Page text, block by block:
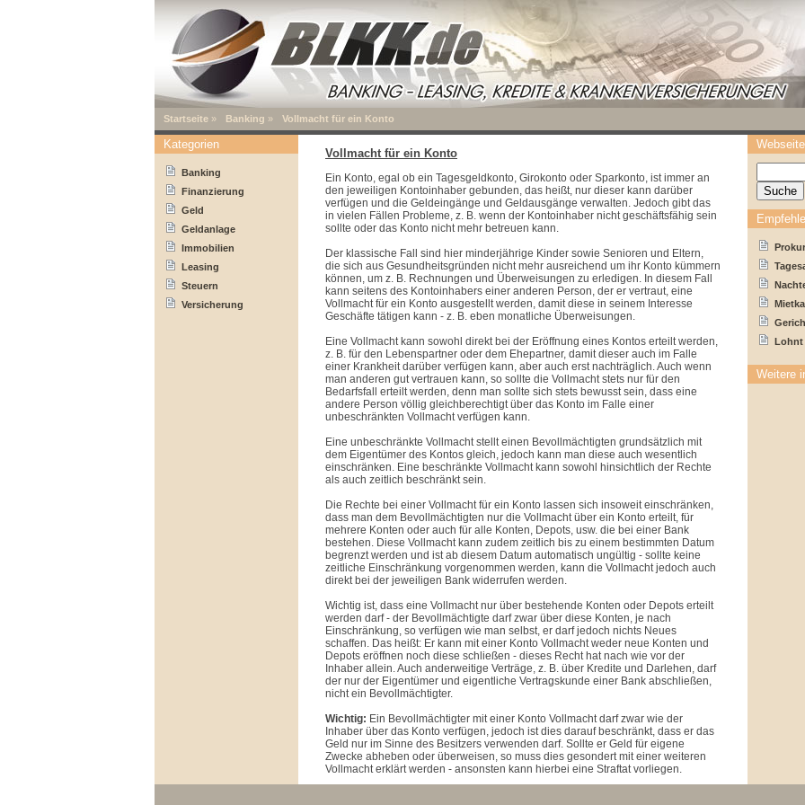
Startseite » Banking » Vollmacht für ein Konto
Vollmacht für ein Konto
Ein Konto, egal ob ein Tagesgeldkonto, Girokonto oder Sparkonto, ist immer an
den jeweiligen Kontoinhaber gebunden, das heißt, nur dieser kann darüber
verfügen und die Geldeingänge und Geldausgänge verwalten. Jedoch gibt das
in vielen Fällen Probleme, z. B. wenn der Kontoinhaber nicht geschäftsfähig sein
sollte oder das Konto nicht mehr betreuen kann.
Der klassische Fall sind hier minderjährige Kinder sowie Senioren und Eltern,
die sich aus Gesundheitsgründen nicht mehr ausreichend um ihr Konto kümmern
können, um z. B. Rechnungen und Überweisungen zu erledigen. In diesem Fall
kann seitens des Kontoinhabers einer anderen Person, der er vertraut, eine
Vollmacht für ein Konto ausgestellt werden, damit diese in seinem Interesse
Geschäfte tätigen kann - z. B. eben monatliche Überweisungen.
Eine Vollmacht kann sowohl direkt bei der Eröffnung eines Kontos erteilt werden,
z. B. für den Lebenspartner oder dem Ehepartner, damit dieser auch im Falle
einer Krankheit darüber verfügen kann, aber auch erst nachträglich. Auch wenn
man anderen gut vertrauen kann, so sollte die Vollmacht stets nur für den
Bedarfsfall erteilt werden, denn man sollte sich stets bewusst sein, dass eine
andere Person völlig gleichberechtigt über das Konto im Falle einer
unbeschränkten Vollmacht verfügen kann.
Eine unbeschränkte Vollmacht stellt einen Bevollmächtigten grundsätzlich mit
dem Eigentümer des Kontos gleich, jedoch kann man diese auch wesentlich
einschränken. Eine beschränkte Vollmacht kann sowohl hinsichtlich der Rechte
als auch zeitlich beschränkt sein.
Die Rechte bei einer Vollmacht für ein Konto lassen sich insoweit einschränken,
dass man dem Bevollmächtigten nur die Vollmacht über ein Konto erteilt, für
mehrere Konten oder auch für alle Konten, Depots, usw. die bei einer Bank
bestehen. Diese Vollmacht kann zudem zeitlich bis zu einem bestimmten Datum
begrenzt werden und ist ab diesem Datum automatisch ungültig - sollte keine
zeitliche Einschränkung vorgenommen werden, kann die Vollmacht jedoch auch
direkt bei der jeweiligen Bank widerrufen werden.
Wichtig ist, dass eine Vollmacht nur über bestehende Konten oder Depots erteilt
werden darf - der Bevollmächtigte darf zwar über diese Konten, je nach
Einschränkung, so verfügen wie man selbst, er darf jedoch nichts Neues
schaffen. Das heißt: Er kann mit einer Konto Vollmacht weder neue Konten und
Depots eröffnen noch diese schließen - dieses Recht hat nach wie vor der
Inhaber allein. Auch anderweitige Verträge, z. B. über Kredite und Darlehen, darf
der nur der Eigentümer und eigentliche Vertragskunde einer Bank abschließen,
nicht ein Bevollmächtigter.
Wichtig: Ein Bevollmächtigter mit einer Konto Vollmacht darf zwar wie der
Inhaber über das Konto verfügen, jedoch ist dies darauf beschränkt, dass er das
Geld nur im Sinne des Besitzers verwenden darf. Sollte er Geld für eigene
Zwecke abheben oder überweisen, so muss dies gesondert mit einer weiteren
Vollmacht erklärt werden - ansonsten kann hierbei eine Straftat vorliegen.
Kategorien
Banking
Finanzierung
Geld
Geldanlage
Immobilien
Leasing
Steuern
Versicherung
Lohnt
Weitere